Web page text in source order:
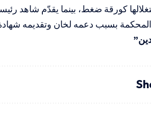
كورقة ضغط، بينما يقدّم شاهد
بسبب دعمه لخان وتقديمه شهادة